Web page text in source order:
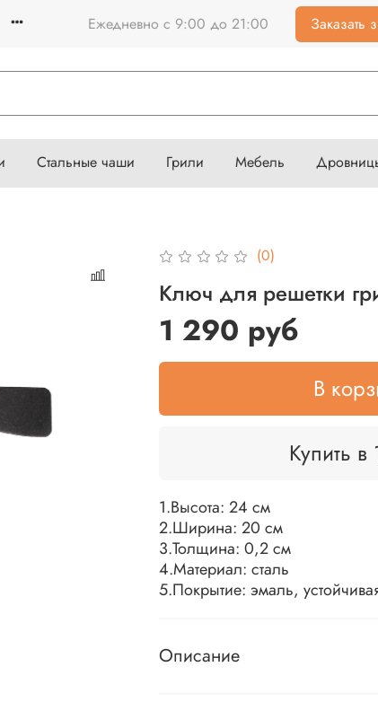
Ежедневно с 9:00 до 21:00 Заказать
Стальные чаши Грили Мебель
(0)
Ключ для решетки
1 290 руб
В
Купить в
1.Высота: 24 см
2.Ширина: 20 см
3.Толщина: 0,2 см
4.Материал: сталь
5.Покрытие: эмаль,
Описание